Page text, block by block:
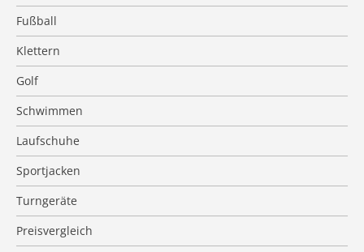
Fußball
Klettern
Golf
Schwimmen
Laufschuhe
Sportjacken
Turngeräte
Preisvergleich